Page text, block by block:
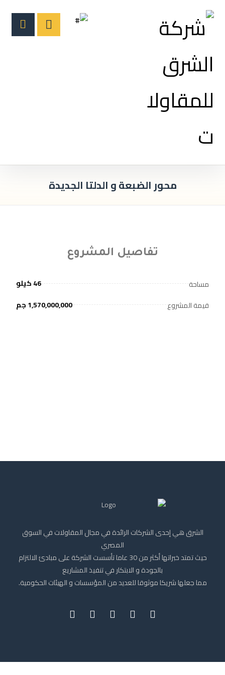
محور الضبعة و الدلتا الجديدة
تفاصيل المشروع
مساحة
46 كيلو
قيمة المشروع
1,570,000,000 جم
الشرق هي إحدى الشركات الرائدة في مجال المقاولات في السوق
المصري
حيث تمتد خبراتها أكثر من 30 عاما تأسست الشركة على مبادئ الالتزام
بالجودة و الابتكار في تنفيذ المشاريع
مما جعلها شريكا موثوقا للعديد من المؤسسات و الهيئات الحكومية.